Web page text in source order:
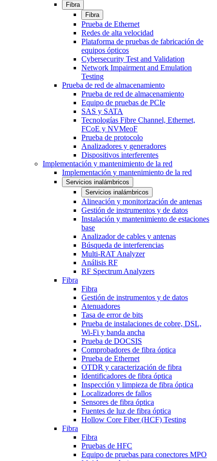
Fibra
Fibra
Prueba de Ethernet
Redes de alta velocidad
Plataforma de pruebas de fabricación de
equipos ópticos
Cybersecurity Test and Validation
Network Impairment and Emulation
Testing
Prueba de red de almacenamiento
Prueba de red de almacenamiento
Equipo de pruebas de PCIe
SAS y SATA
Tecnologías Fibre Channel, Ethernet,
FCoE y NVMeoF
Prueba de protocolo
Analizadores y generadores
Dispositivos interferentes
Implementación y mantenimiento de la red
Implementación y mantenimiento de la red
Servicios inalámbricos
Servicios inalámbricos
Alineación y monitorización de antenas
Gestión de instrumentos y de datos
Instalación y mantenimiento de estaciones
base
Analizador de cables y antenas
Búsqueda de interferencias
Multi-RAT Analyzer
Análisis RF
RF Spectrum Analyzers
Fibra
Fibra
Gestión de instrumentos y de datos
Atenuadores
Tasa de error de bits
Prueba de instalaciones de cobre, DSL,
Wi-Fi y banda ancha
Prueba de DOCSIS
Comprobadores de fibra óptica
Prueba de Ethernet
OTDR y caracterización de fibra
Identificadores de fibra óptica
Inspección y limpieza de fibra óptica
Localizadores de fallos
Sensores de fibra óptica
Fuentes de luz de fibra óptica
Hollow Core Fiber (HCF) Testing
Fibra
Fibra
Pruebas de HFC
Equipo de pruebas para conectores MPO